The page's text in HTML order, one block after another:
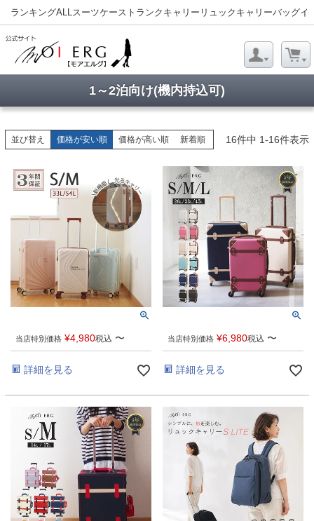
ランキングALLスーツケース トランクキャリー リュックキャリーバッグイ
1～2泊向け(機内持込可)
並び替え 価格が安い順 価格が高い順 新着順 16件中 1-16件表示
当店特別価格 ¥4,980税込 〜
詳細を見る
当店特別価格 ¥6,980税込 〜
詳細を見る